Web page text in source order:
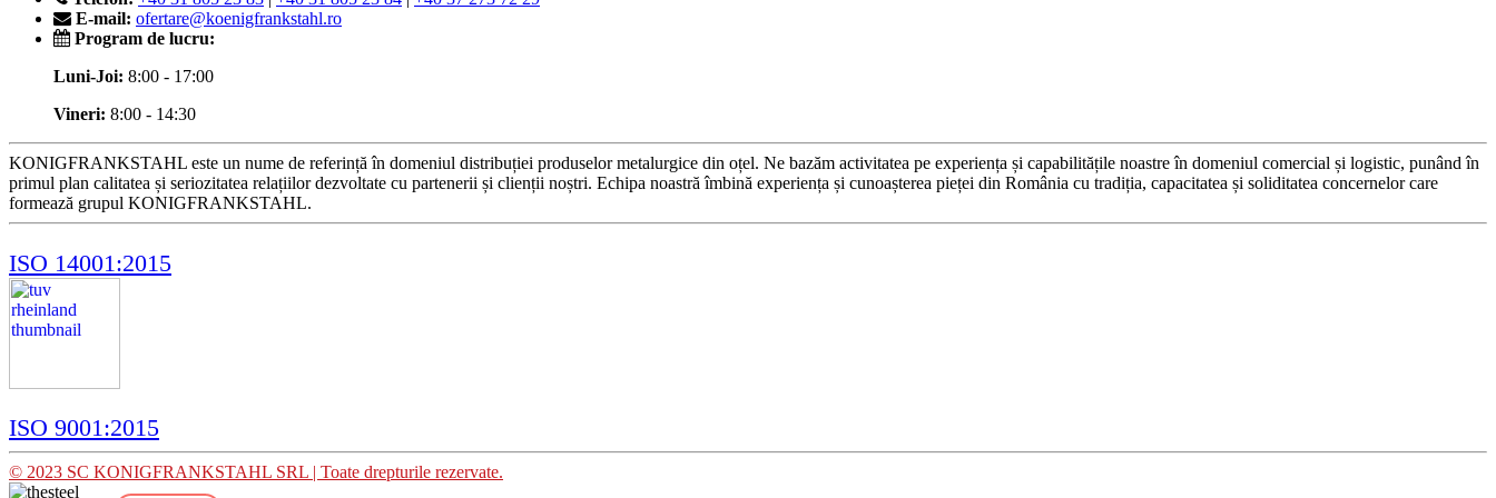
E-mail: ofertare@koenigfrankstahl.ro
Program de lucru:
Luni-Joi: 8:00 - 17:00
Vineri: 8:00 - 14:30
KONIGFRANKSTAHL este un nume de referință în domeniul distribuției produselor metalurgice din oțel. Ne bazăm activitatea pe experiența și capabilitățile noastre în domeniul comercial și logistic, punând în
primul plan calitatea și seriozitatea relațiilor dezvoltate cu partenerii și clienții noștri. Echipa noastră îmbină experiența și cunoașterea pieței din România cu tradiția, capacitatea și soliditatea concernelor care
formează grupul KONIGFRANKSTAHL.
ISO 14001:2015
ISO 9001:2015
© 2023 SC KONIGFRANKSTAHL SRL | Toate drepturile rezervate.